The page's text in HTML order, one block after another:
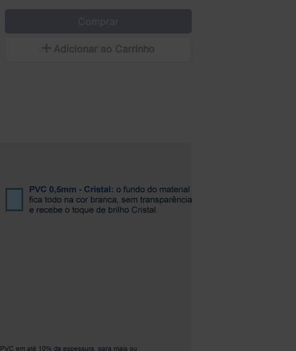
Comprar
Adicionar ao Carrinho